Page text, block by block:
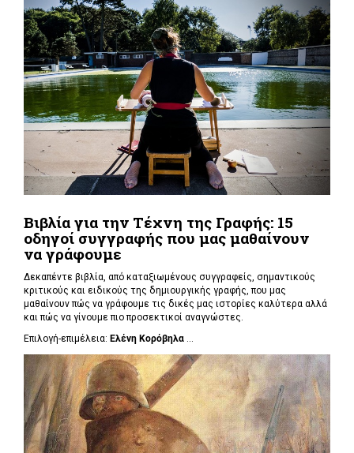
Βιβλία για την Τέχνη της Γραφής: 15
οδηγοί συγγραφής που μας μαθαίνουν
να γράφουμε
Δεκαπέντε βιβλία, από καταξιωμένους συγγραφείς, σημαντικούς
κριτικούς και ειδικούς της δημιουργικής γραφής, που μας
μαθαίνουν πώς να γράφουμε τις δικές μας ιστορίες καλύτερα αλλά
και πώς να γίνουμε πιο προσεκτικοί αναγνώστες.
Επιλογή-επιμέλεια: Ελένη Κορόβηλα ...